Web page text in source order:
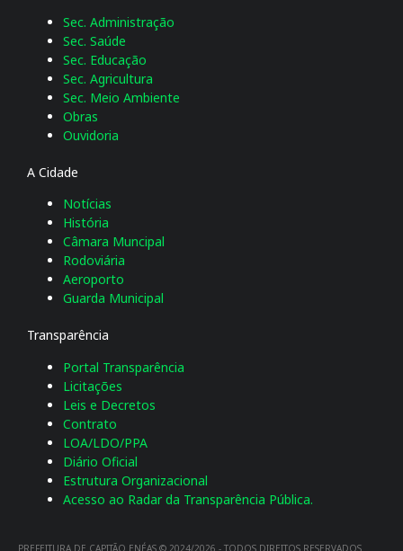
A Cidade
Notícias
História
Câmara Muncipal
Rodoviária
Aeroporto
Guarda Municipal
Transparência
Portal Transparência
Licitações
Leis e Decretos
Contrato
LOA/LDO/PPA
Diário Oficial
Estrutura Organizacional
Acesso ao Radar da Transparência Pública.
Sec. Administração
Sec. Saúde
Sec. Educação
Sec. Agricultura
Sec. Meio Ambiente
Obras
Ouvidoria
PREFEITURA DE CAPITÃO ENÉAS © 2024/2026 - TODOS DIREITOS RESERVADOS